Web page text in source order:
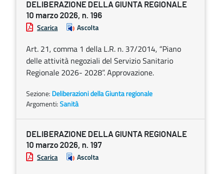
DELIBERAZIONE DELLA GIUNTA REGIONALE
10 marzo 2026, n. 196
Scarica Ascolta
Art. 21, comma 1 della L.R. n. 37/2014, “Piano
delle attività negoziali del Servizio Sanitario
Regionale 2026- 2028”. Approvazione.
Sezione: Deliberazioni della Giunta regionale
Argomenti:Sanità
DELIBERAZIONE DELLA GIUNTA REGIONALE
10 marzo 2026, n. 197
Scarica Ascolta